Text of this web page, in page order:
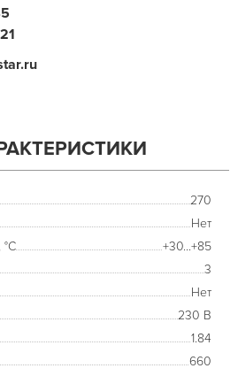
270
Нет
+30...+85
3
Нет
230 В
1.84
660